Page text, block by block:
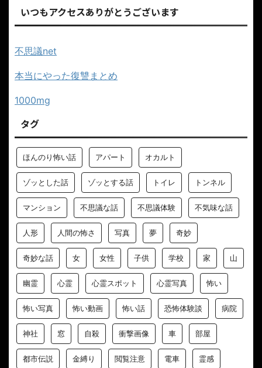
いつもアクセスありがとうございます
不思議net
本当にやった復讐まとめ
1000mg
タグ
ほんのり怖い話 アパート オカルト
ゾッとした話 ゾッとする話 トイレ トンネル
マンション 不思議な話 不思議体験 不気味な話
人形 人間の怖さ 写真 夢 奇妙
奇妙な話 女 女性 子供 学校 家 山
幽霊 心霊 心霊スポット 心霊写真 怖い
怖い写真 怖い動画 怖い話 恐怖体験談 病院
神社 窓 自殺 衝撃画像 車 部屋
都市伝説 金縛り 閲覧注意 電車 霊感